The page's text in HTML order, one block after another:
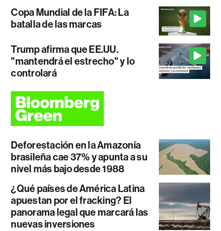
Copa Mundial de la FIFA: La
batalla de las marcas
Trump afirma que EE.UU.
"mantendrá el estrecho" y lo
controlará
Deforestación en la Amazonía
brasileña cae 37% y apunta a su
nivel más bajo desde 1988
¿Qué países de América Latina
apuestan por el fracking? El
panorama legal que marcará las
nuevas inversiones